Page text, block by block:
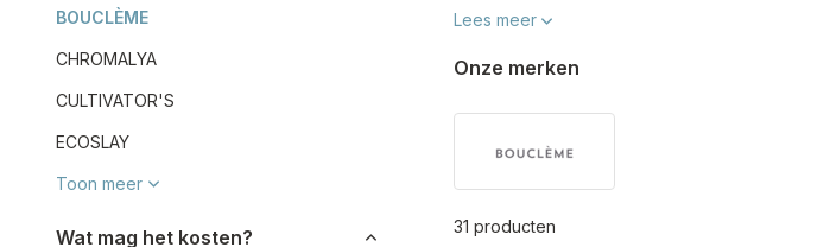
BOUCLÈME
CHROMALYA
CULTIVATOR'S
ECOSLAY
Toon meer
Wat mag het kosten?
Lees meer
Onze merken
31 producten